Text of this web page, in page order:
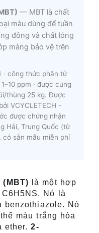
— MBT là chất
màu dùng để tuần
đông và chất lỏng
màng bảo vệ trên
· công thức phân tử
ppm · được cung
thùng 25 kg. Được
VCYCLETECH -
được chứng nhận
Hải, Trung Quốc (từ
có sẵn mẫu miễn phí
là một hợp
Nó là
benzothiazole. Nó
màu trắng hòa
ether.2-